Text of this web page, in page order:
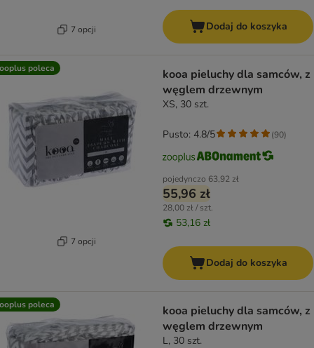
7 opcji Dodaj do koszyka
poleca
7 opcji
kooa pieluchy dla samców, z
węglem drzewnym
XS, 30 szt.
pojedynczo 63,92 zł
55,96 zł
28,00 zł / szt.
53,16 zł
Pusto: 4.8/5 (90)
Dodaj do koszyka
poleca
kooa pieluchy dla samców, z
węglem drzewnym
L, 30 szt.